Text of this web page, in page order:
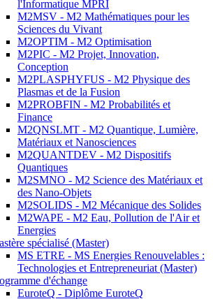
l'Informatique MPRI
M2MSV - M2 Mathématiques pour les
Sciences du Vivant
M2OPTIM - M2 Optimisation
M2PIC - M2 Projet, Innovation,
Conception
M2PLASPHYFUS - M2 Physique des
Plasmas et de la Fusion
M2PROBFIN - M2 Probabilités et
Finance
M2QNSLMT - M2 Quantique, Lumière,
Matériaux et Nanosciences
M2QUANTDEV - M2 Dispositifs
Quantiques
M2SMNO - M2 Science des Matériaux et
des Nano-Objets
M2SOLIDS - M2 Mécanique des Solides
M2WAPE - M2 Eau, Pollution de l'Air et
Energies
spécialisé (Master)
MS ETRE - MS Energies Renouvelables :
Technologies et Entrepreneuriat (Master)
d'échange
EuroteQ - Diplôme EuroteQ